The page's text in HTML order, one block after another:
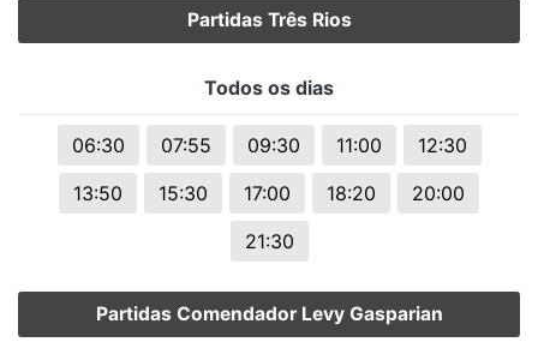
Partidas Três Rios
Todos os dias
06:30 07:55 09:30 11:00
12:30
13:50
15:30 17:00 18:20
20:00
21:30
Partidas Comendador Levy Gasparian